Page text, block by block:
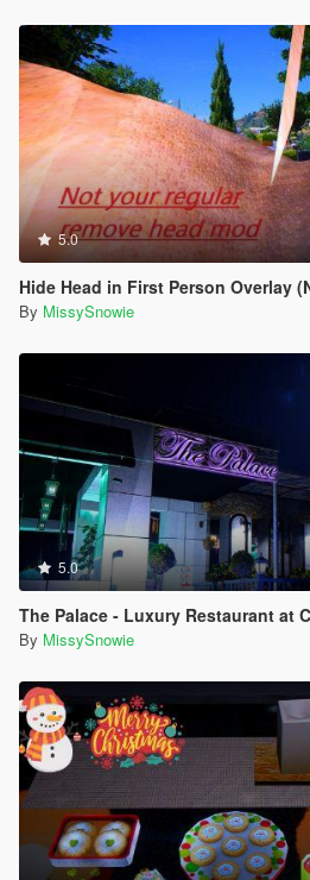
5.0
Hide Head in First Person Overlay (Not your
By MissySnowie
5.0
The Palace - Luxury Restaurant at
By MissySnowie